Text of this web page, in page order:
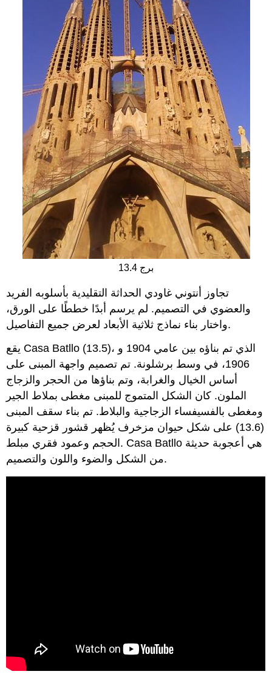
13.4 برج
تجاوز أنتوني غاودي الحداثة التقليدية بأسلوبه الفريد
والعضوي في التصميم. لم يرسم أبدًا خططًا على الورق،
واختار بناء نماذج ثلاثية الأبعاد لعرض جميع التفاصيل.
يقع Casa Batllo (13.5)، الذي تم بناؤه بين عامي 1904 و
1906، في وسط برشلونة. تم تصميم واجهة المبنى على
أساس الخيال والغرابة، وتم بناؤها من الحجر والزجاج
الملون. كان الشكل المتموج للمبنى مغطى بملاط الجير
ومغطى بالفسيفساء الزجاجية والبلاط. تم بناء سقف المبنى
(13.6) على شكل حيوان مزخرف يُظهر قشور قزحية كبيرة
الحجم وعمود فقري مبلط. Casa Batllo هي أعجوبة حديثة
من الشكل والضوء واللون والتصميم.